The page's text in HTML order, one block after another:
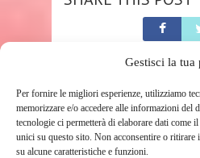
Gestisci la tua
Per fornire le migliori esperienze, utilizziamo
memorizzare e/o accedere alle informazioni del
tecnologie ci permetterà di elaborare dati come
unici su questo sito. Non acconsentire o
su alcune caratteristiche e funzioni.
RELATED POSTS